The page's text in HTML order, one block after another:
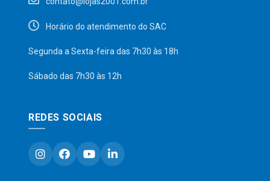
Horário do atendimento do SAC
Segunda a Sexta-feira das 7h30 às 18h
Sábado das 7h30 às 12h
REDES SOCIAIS